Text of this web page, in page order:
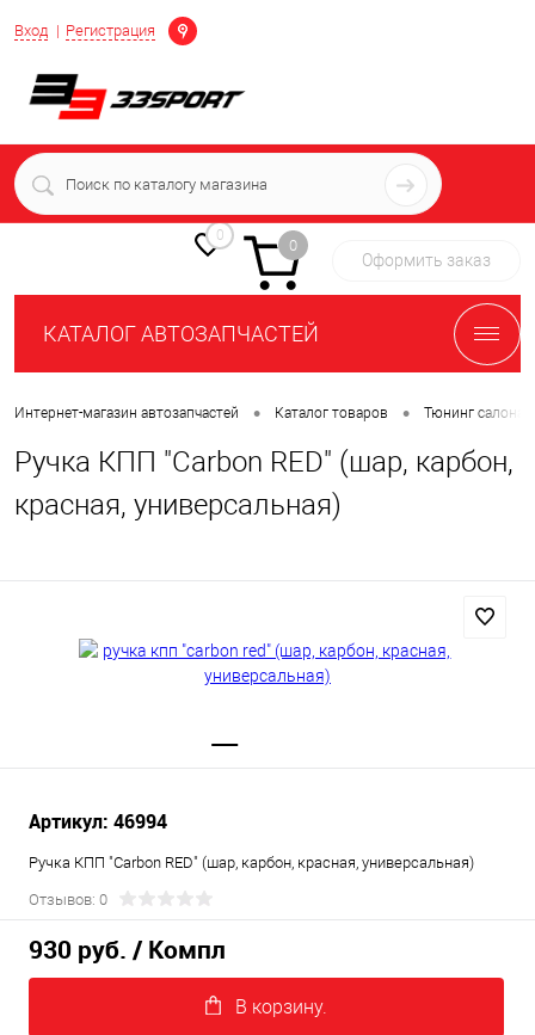
Вход Регистрация
Определение
+7 (939) 716-10-06
пн-пт 7:00-16:00 МСК
0
0
Оформить заказ
КАТАЛОГ АВТОЗАПЧАСТЕЙ
Интернет-магазин автозапчастей • Каталог товаров • Тюнинг салона
Ручка КПП "Carbon RED" (шар, карбон,
красная, универсальная)
Артикул: 46994
Ручка КПП "Carbon RED" (шар, карбон, красная, универсальная)
Отзывов: 0
930 руб. / Компл
В корзину.